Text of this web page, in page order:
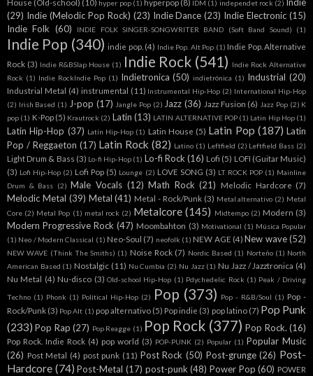
House (Old-school) (10) hyper pop (1) hyperpop (8) IDM (1) independet rock (2)
(29) Indie (Melodic Pop Rock) (23) Indie Dance (23) Indie Electronic (15)
Indie Folk (60) INDIE FOLK SINGER-SONGWRITER BAND (Soft Band Sound) (1)
Indie Pop (340) indie pop. (4) Indie Pop. Alt Pop (1) Indie Pop. Alternative
Rock (3) Indie R&BSlap House (1) Indie Rock (541) Indie Rock Alternative
Rock (1) Indie RockIndie Pop (1) Indietronica (50) indietrónica (1) Industrial (20)
Industrial Metal (4) instrumental (11) Instrumental Hip-Hop (2) International Hip-Hop
(2) Irish Based (1) J-pop (17) Jangle Pop (2) Jazz (36) Jazz Fusion (6) Jazz Pop (2) K
pop (1) K-Pop (5) Krautrock (2) Latin (13) LATIN ALTERNATIVE POP (1) Latin Hip Hop (1)
Latin Hip-Hop (37) Latín Hip-Hop (1) Latin House (5) Latin Pop (187) Latin
Pop / Reggaeton (17) Latin Rock (82) Latino (1) Leftfield (2) Leftfield Bass (2)
Light Drum & Bass (3) Lo-fi Hip-Hop (1) Lo-fi Rock (16) Lofi (5) LOFI (Guitar Music)
(3) Lofi Hip-Hop (2) Lofi Pop (5) Lounge (2) LOVE SONG (3) LT ROCK POP (1) Mainline
Drum & Bass (2) Male Vocals (12) Math Rock (21) Melodic Hardcore (7)
Melodic Metal (39) Metal (41) Metal - Rock/Punk (3) Metal alternativo (2) Metal
Core (2) Metal Pop (1) metal rock (2) Metalcore (145) Midtempo (2) Modern (3)
Modern Progressive Rock (47) Moombahton (3) Motivational (1) Música Popular
(1) Neo / Modern Classical (1) Neo-Soul (7) neofolk (1) NEW AGE (4) New wave (52)
NEW WAVE (Think The Smiths) (1) Noise Rock (7) Nordic Based (1) Norteño (1) North
American Based (1) Nostalgic (11) Nu Cumbia (2) Nu Jazz (1) Nu Jazz / Jazztronica (4)
Nu Metal (4) Nu-disco (3) Old-school Hip-Hop (1) Pdychedelic Rock (1) Peak / Driving
Techno (1) Phonk (1) Political Hip-Hop (2) Pop (373) Pop - R&B/Soul (1) Pop -
Rock/Punk (3) Pop Alt (1) pop alternativo (5) Pop indie (3) pop latino (7) Pop Punk
(233) Pop Rap (27) Pop Reagge (1) Pop Rock (377) Pop Rock. (16)
Pop Rock. Indie Rock (4) pop world (3) POP-PUNK (2) Popular (1) Popular Music
(26) Post Metal (4) post punk (11) Post Rock (50) Post-grunge (26) Post-
Hardcore (74) Post-Metal (17) post-punk (48) Power Pop (60) POWER